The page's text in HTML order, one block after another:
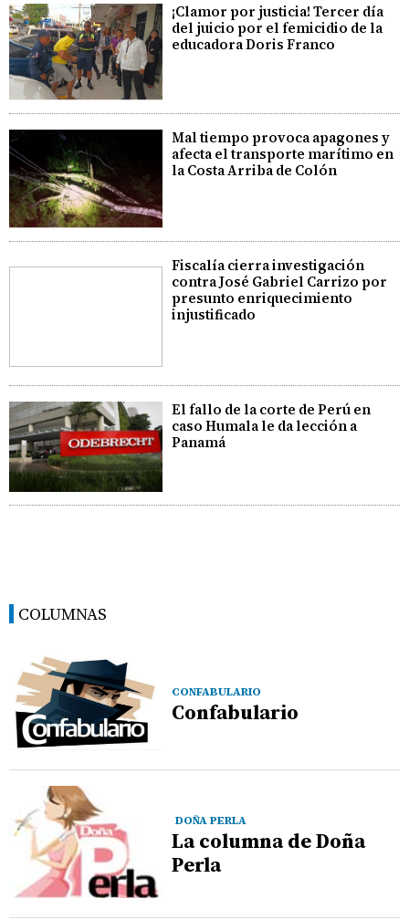
¡Clamor por justicia! Tercer día
del juicio por el femicidio de la
educadora Doris Franco
Mal tiempo provoca apagones y
afecta el transporte marítimo en
la Costa Arriba de Colón
Fiscalía cierra investigación
contra José Gabriel Carrizo por
presunto enriquecimiento
injustificado
El fallo de la corte de Perú en
caso Humala le da lección a
Panamá
COLUMNAS
CONFABULARIO
Confabulario
DOÑA PERLA
La columna de Doña
Perla